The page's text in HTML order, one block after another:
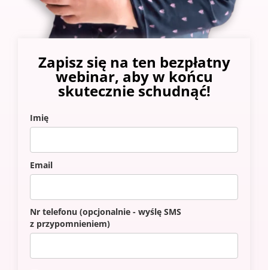
Zapisz się na ten bezpłatny
webinar, aby w końcu
skutecznie schudnąć!
Imię
Email
Nr telefonu (opcjonalnie - wyślę SMS
z przypomnieniem)